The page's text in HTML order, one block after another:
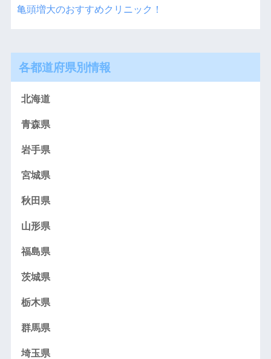
亀頭増大のおすすめクリニック！
各都道府県別情報
北海道
青森県
岩手県
宮城県
秋田県
山形県
福島県
茨城県
栃木県
群馬県
埼玉県